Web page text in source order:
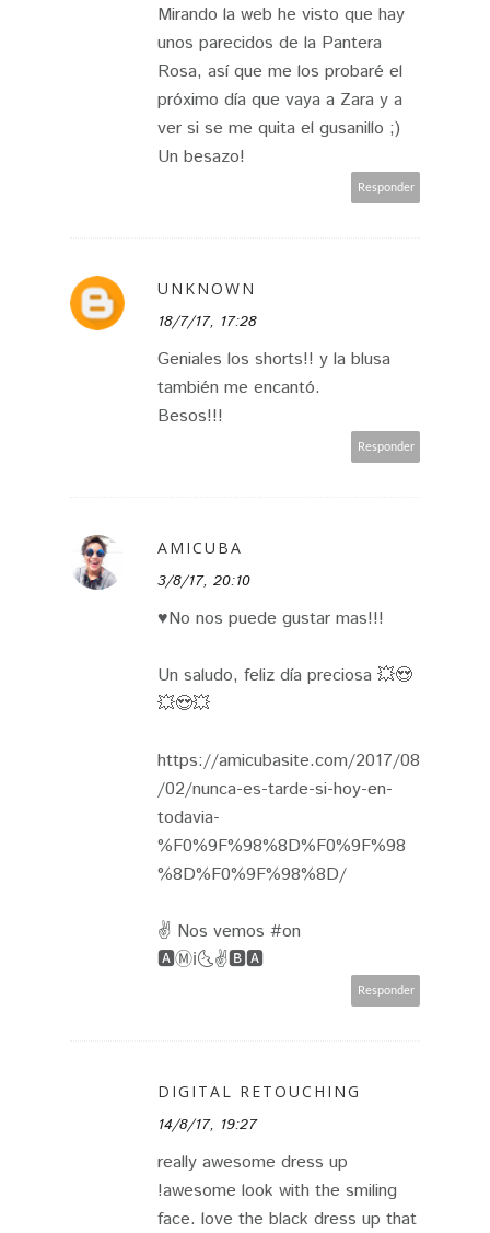
Mirando la web he visto que hay
unos parecidos de la Pantera
Rosa, así que me los probaré el
próximo día que vaya a Zara y a
ver si se me quita el gusanillo ;)
Un besazo!
Responder
UNKNOWN
18/7/17, 17:28
Geniales los shorts!! y la blusa
también me encantó.
Besos!!!
Responder
AMICUBA
3/8/17, 20:10
♥️No nos puede gustar mas!!!
Un saludo, feliz día preciosa 💥😍
💥😍💥
https://amicubasite.com/2017/08
/02/nunca-es-tarde-si-hoy-en-
todavia-
%F0%9F%98%8D%F0%9F%98
%8D%F0%9F%98%8D/
✌ Nos vemos #on
🅰Ⓜℹ🌜✌🅱🅰
Responder
DIGITAL RETOUCHING
14/8/17, 19:27
really awesome dress up
!awesome look with the smiling
face. love the black dress up that